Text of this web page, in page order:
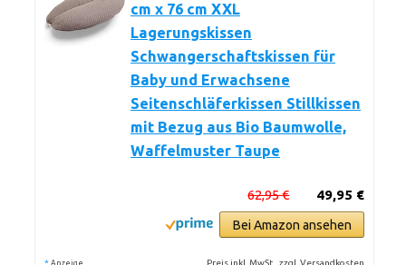
cm x 76 cm XXL
Lagerungskissen
Schwangerschaftskissen für
Baby und Erwachsene
Seitenschläferkissen Stillkissen
mit Bezug aus Bio Baumwolle,
Waffelmuster Taupe
49,95 €
62,95 €
Bei Amazon ansehen
* Anzeige Preis inkl. MwSt., zzgl. Versandkosten